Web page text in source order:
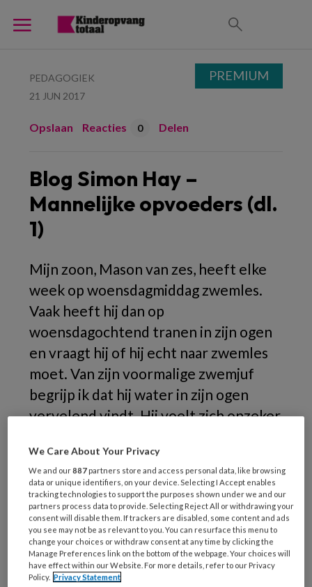
PEDAGOGIEK
21 JUN 2017
Opslaan Reacties 0 Delen
Blog Simon Hay –
Mannelijke opvoeders (dl.
1)
Mijn zoon, Mason van zes, heeft elke
week op woensdagmiddag zwemles.
Vaak heeft hij dan op
woensdagochtend tranen in zijn ogen
en vraagt hij of hij echt naar zwemles
moet. Van zijn voormalige zwemjuf
begrijp ik dat hij water in zijn ogen
vervelend vindt. Hij voelt zich onzeker
het water moet lopen. Ook is hij bang
om zijn hoofd helemaal onder water te
doen.
Ik
PREMIUM
We Care About Your Privacy
We and our887 partners store and access personal data, like browsing
data or unique identifiers, on your device. Selecting I Accept enables
tracking technologies to support the purposes shown under we and our
partners process data to provide. Selecting Reject All or withdrawing your
consent will disable them. If trackers are disabled, some content and ads
you see may not be as relevant to you. You can resurface this menu to
change your choices or withdraw consent at any time by clicking the
Manage Preferences link on the bottom of the webpage. Your choices will
have effect within our Website. For more details, refer to our Privacy
Policy. Privacy Statement